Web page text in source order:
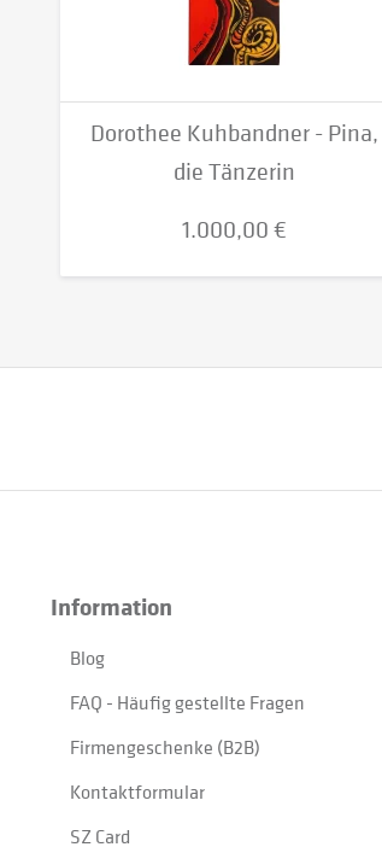
Dorothee Kuhbandner - Pina,
die Tänzerin
1.000,00 €
Information
Blog
FAQ - Häufig gestellte Fragen
Firmengeschenke (B2B)
Kontaktformular
SZ Card